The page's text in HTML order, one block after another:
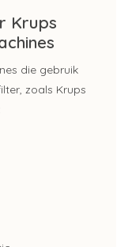
Krups
die gebruik
zoals Krups